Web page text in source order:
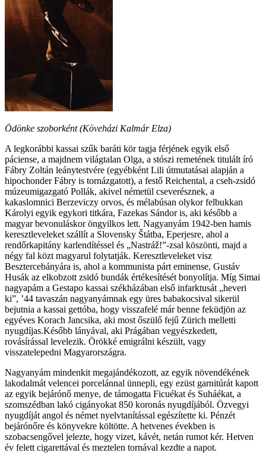
Ödönke szoborként (Köveházi Kalmár Elza)
A legkorábbi kassai szűk baráti kör tagja férjének egyik első
páciense, a majdnem világtalan Olga, a stószi remetének titulált író
Fábry Zoltán leánytestvére (egyébként Lili útmutatásai alapján a
hipochonder Fábry is tornázgatott), a festő Reichental, a cseh-zsidó
múzeumigazgató Pollák, akivel németül cseverésznek, a
kakaslomnici Berzeviczy orvos, és mélabúsan olykor felbukkan
Károlyi egyik egykori titkára, Fazekas Sándor is, aki később a
magyar bevonuláskor öngyilkos lett. Nagyanyám 1942-ben hamis
keresztleveleket szállít a Slovensky Štátba, Eperjesre, ahol a
rendőrkapitány karlendítéssel és „Nastráž!”-zsal köszönti, majd a
négy fal közt magyarul folytatják. Keresztleveleket visz
Besztercebányára is, ahol a kommunista párt eminense, Gustáv
Husák az elkobzott zsidó bundák értékesítését bonyolítja. Míg Simai
nagyapám a Gestapo kassai székházában első infarktusát „heveri
ki”, ’44 tavaszán nagyanyámnak egy üres babakocsival sikerül
bejutnia a kassai gettóba, hogy visszafelé már benne feküdjön az
egyéves Korach Jancsika, aki most őszülő fejű Zürich melletti
nyugdíjas.Később lányával, aki Prágában vegyészkedett,
rovásírással levelezik. Örökké emigrálni készült, vagy
visszatelepedni Magyarországra.
Nagyanyám mindenkit megajándékozott, az egyik növendékének
lakodalmát velencei porcelánnal ünnepli, egy ezüst garnitúrát kapott
az egyik bejárónő menye, de támogatta Ficuékat és Suháékat, a
szomszédban lakó cigányokat 850 koronás nyugdíjából. Özvegyi
nyugdíját angol és német nyelvtanítással egészítette ki. Pénzét
bejárónőre és könyvekre költötte. A hetvenes években is
szobacsengővel jelezte, hogy vizet, kávét, netán rumot kér. Hetven
év felett cigarettával és meztelen tornával kezdte a napot.